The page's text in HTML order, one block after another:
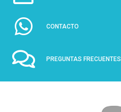
CONTACTO
PREGUNTAS FRECUENTES